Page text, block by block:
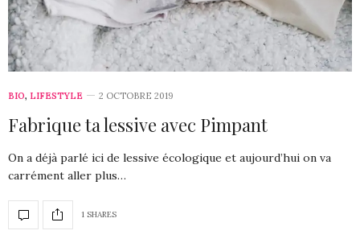
BIO, LIFESTYLE 2 OCTOBRE 2019
Fabrique ta lessive avec Pimpant
On a déjà parlé ici de lessive écologique et aujourd’hui on va
carrément aller plus…
1 SHARES